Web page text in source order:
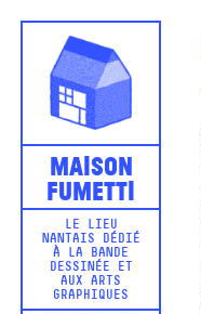
Maison
Fumetti
LE LIEU
NANTAIS DÉDIÉ
À LA BANDE
DESSINÉE ET
AUX ARTS
GRAPHIQUES